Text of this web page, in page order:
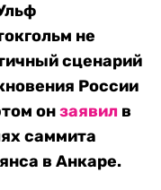
не
сценарий
России
онзаявил в
саммита
в Анкаре.